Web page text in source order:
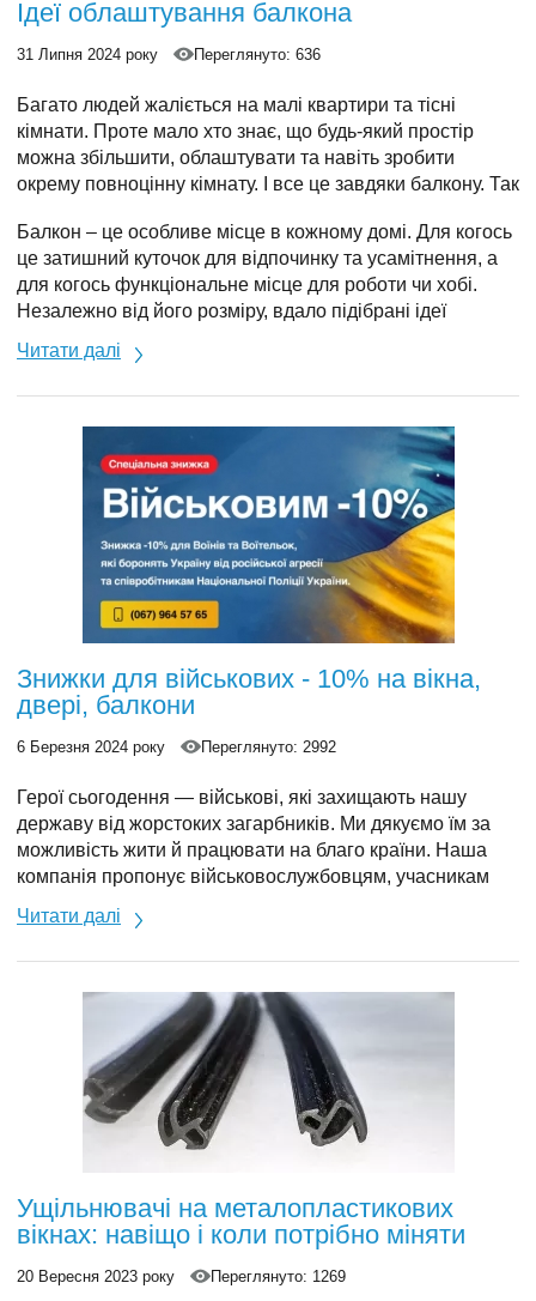
Вікна в області
Декор
Пластикові вікна
Ламінація вікон
Ідеї облаштування балкона
31 Липня 2024 року Переглянуто: 636
Багато людей жаліється на малі квартири та тісні
кімнати. Проте мало хто знає, що будь-який простір
можна збільшити, облаштувати та навіть зробити
окрему повноцінну кімнату. І все це завдяки балкону. Так
складання непотрібних речей. Але сьогодні думка на
цей рахунок змінилася.
Балкон – це особливе місце в кожному домі. Для когось
це затишний куточок для відпочинку та усамітнення, а
для когось функціональне місце для роботи чи хобі.
Незалежно від його розміру, вдало підібрані ідеї
простір, який зробить проживання ще більш
Читати далі
Знижки для військових - 10% на вікна,
двері, балкони
6 Березня 2024 року Переглянуто: 2992
Герої сьогодення — військові, які захищають нашу
державу від жорстоких загарбників. Ми дякуємо їм за
можливість жити й працювати на благо країни. Наша
компанія пропонує військовослужбовцям, учасникам
рятувальникам додаткову знижку 10%.
Читати далі
Ущільнювачі на металопластикових
вікнах: навіщо і коли потрібно міняти
20 Вересня 2023 року Переглянуто: 1269